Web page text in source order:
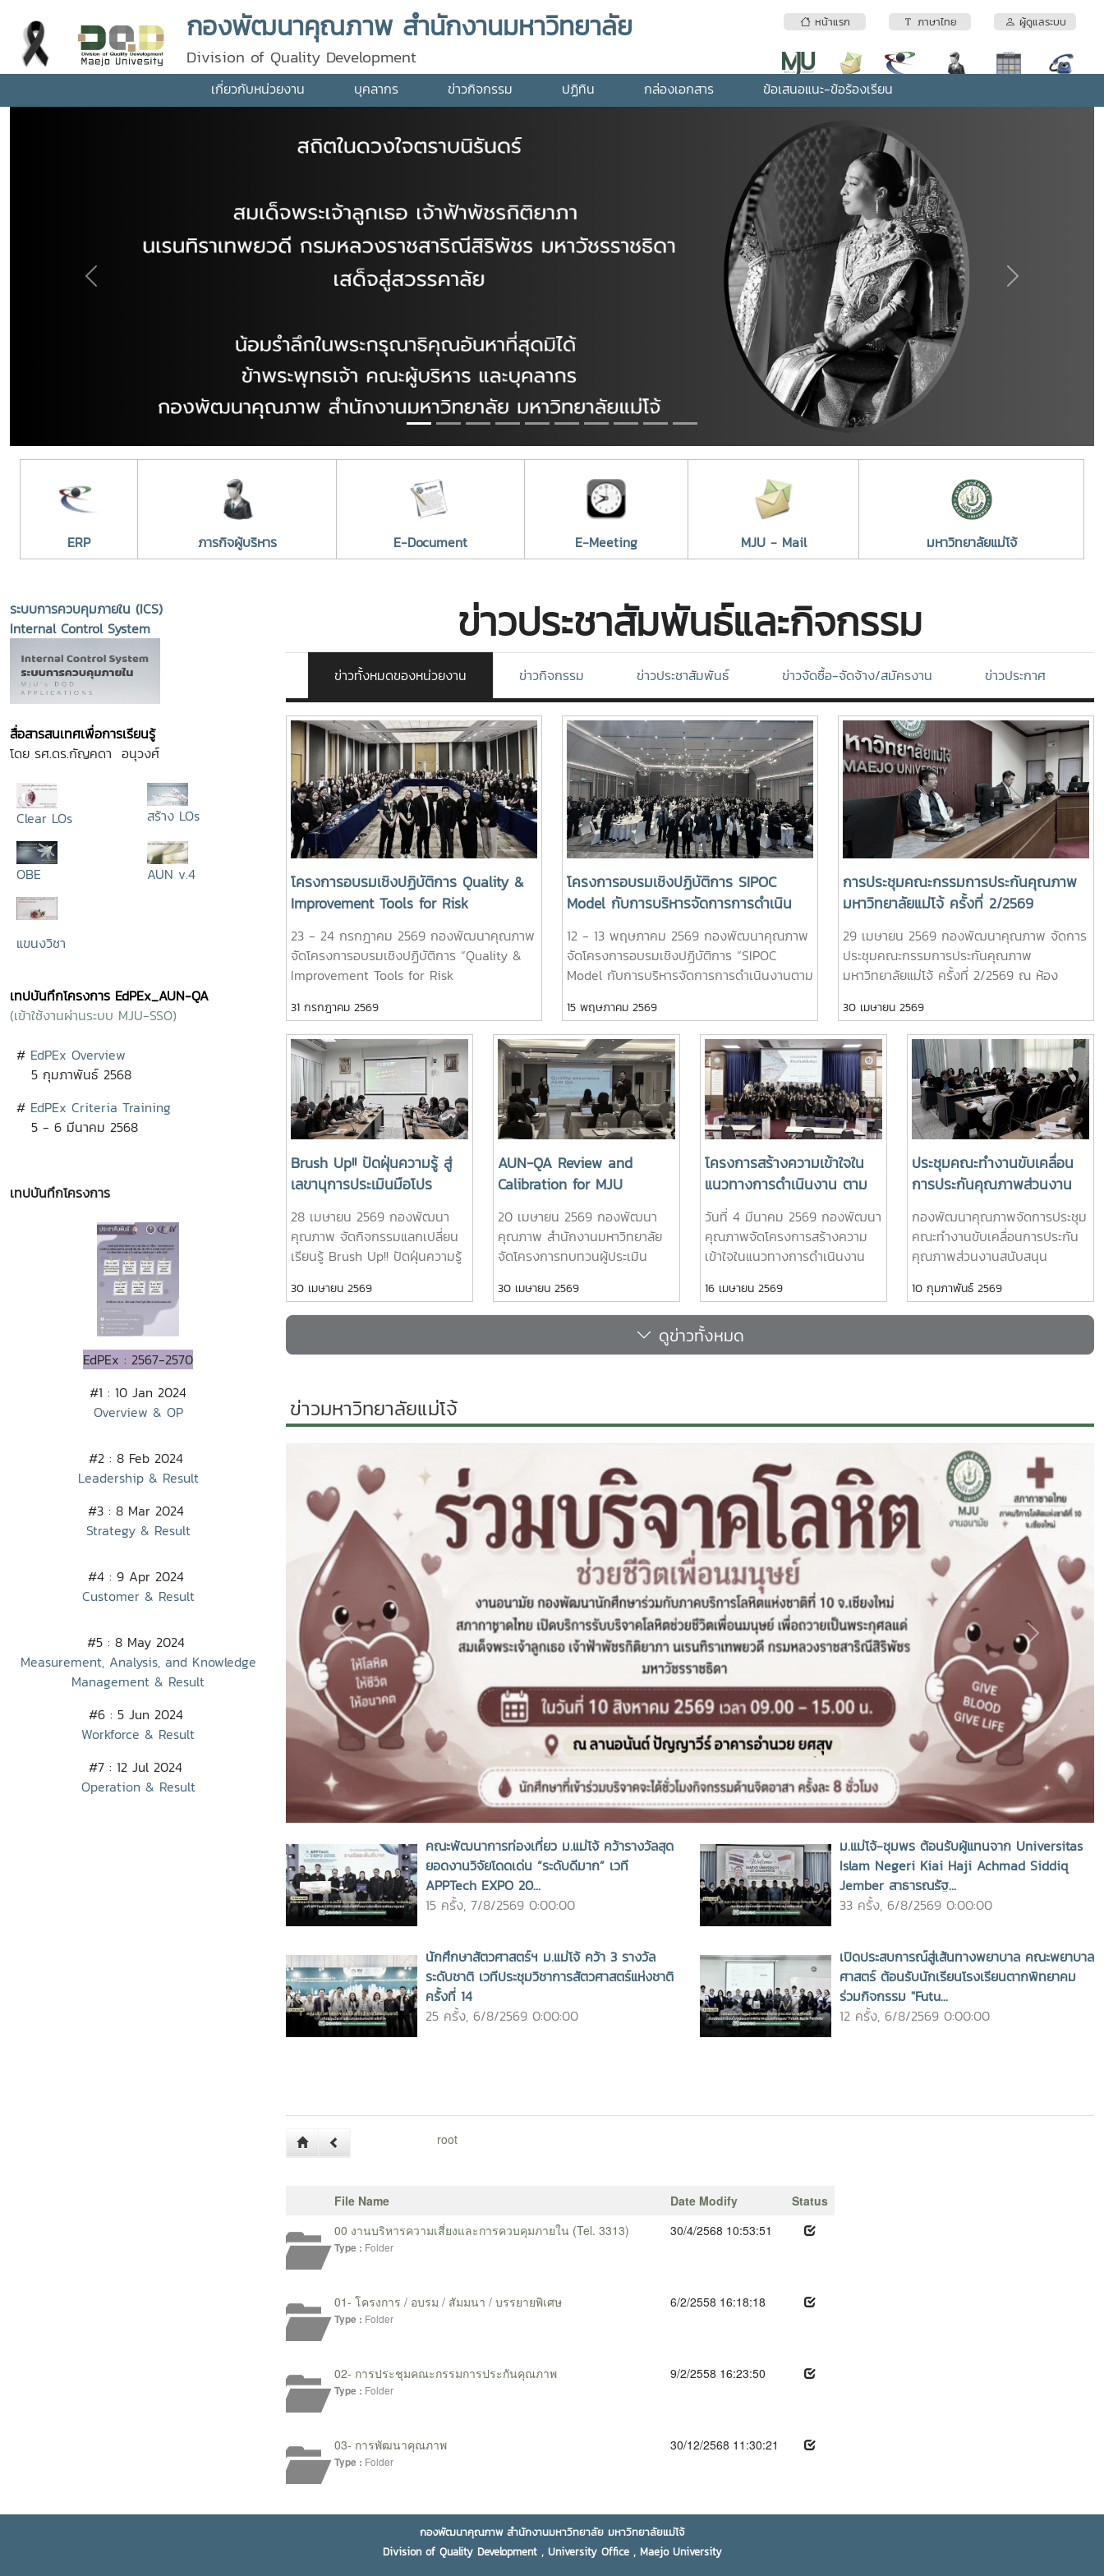
หน้าแรก ภาษาไทย ผู้ดูแลระบบ
กองพัฒนาคุณภาพ สำนักงานมหาวิทยาลัย
Division of Quality Development
เกี่ยวกับหน่วยงาน บุคลากร ข่าวกิจกรรม ปฏิทิน กล่องเอกสาร ข้อเสนอแนะ-ข้อร้องเรียน
Previous Next
ERP ภารกิจผู้บริหาร E-Document E-Meeting MJU - Mail มหาวิทยาลัยแม่โจ้
ระบบการควบคุมภายใน (ICS)
Internal Control System
สื่อสารสนเทศเพื่อการเรียนรู้
โดย รศ.ดร.กัญคดา อนุวงศ์
Clear LOs สร้าง LOs
OBE AUN v.4
แขนงวิชา
เทปบันทึกโครงการ EdPEx_AUN-QA
(เข้าใช้งานผ่านระบบ MJU-SSO)
# EdPEx Overview
5 กุมภาพันธ์ 2568
# EdPEx Criteria Training
5 - 6 มีนาคม 2568
เทปบันทึกโครงการ
EdPEx : 2567-2570
#1 : 10 Jan 2024
Overview & OP
#2 : 8 Feb 2024
Leadership & Result
#3 : 8 Mar 2024
Strategy & Result
#4 : 9 Apr 2024
Customer & Result
#5 : 8 May 2024
Measurement, Analysis, and Knowledge
Management & Result
#6 : 5 Jun 2024
Workforce & Result
#7 : 12 Jul 2024
Operation & Result
ข่าวประชาสัมพันธ์และกิจกรรม
ข่าวทั้งหมดของหน่วยงาน ข่าวกิจกรรม ข่าวประชาสัมพันธ์ ข่าวจัดซื้อ-จัดจ้าง/สมัครงาน ข่าวประกาศ
โครงการอบรมเชิงปฏิบัติการ Quality &
Improvement Tools for Risk
23 - 24 กรกฎาคม 2569 กองพัฒนาคุณภาพ
จัดโครงการอบรมเชิงปฏิบัติการ “Quality &
Improvement Tools for Risk
กรกฎาคม 2569 ณ โรงแรมวินทรี ซิตี้ รีสอร์ท
จังหวัดเชียงใหม่ โดยมุ่งเน้นการสร้างความรู้
ความเข้าใจ และพัฒนาทักษะด้านการบริหาร
ความเสี่ยงให้แก่ผู้บริหารและบุคลากรทุกระดับ
เพื่อให้สามารถนำหลักการบริหารความเสี่ยงไป
ประยุกต์ใช้ในการวางแผน การบริหารงาน และ
การปฏิบัติงานได้อย่างเป็นระบบ ผ่านกิจกรรม
เชิงปฏิบัติการ พร้อมทั้งการแลกเปลี่ยน
ประสบการณ์และแนวปฏิบัติที่ดีร่วมกัน ทั้งนี้ ได้
รับเกียรติจาก ดร.อวิรุทธ์ ฉัตรมาลาทอง ผู้
อำนวยการศูนย์บริหารความเสี่ยง จุฬาลงกรณ์
มหาวิทยาลัย เป็นวิทยากรผู้ทรงคุณวุฒิด้านกา
ราบริหารความเสี่ยงในการถ่ายทอดองค์ความรู้
และแลกเปลี่ยนประสบการณ์แก่ผู้เข้าร่วม
โครงการ กิจกรรมภายในโครงการประกอบด้วย
- เครื่องมือที่ใช้ในการบริหารความเสี่ยงที่
EdPEx - การค้นหาประเด็นความเสี่ยง - การใช้
- วิธีการวัด ประเมินผล และการติดตามผลลัพธ์
- Al for Risk Management - ความเชื่อม
คุณภาพ - เทคนิคการจัดทำแผนบริหารความ
เสี่ยงให้เป็นเลิศ และการนำเสนอแผนความเสี่ยง
ให้ผู้บริหารเข้าใจง่าย - Risk Culture เพราะ
"การบริหารความเสี่ยง" ไม่ใช่เพียงการป้องกัน
ปัญหา แต่เป็นเครื่องมือสำคัญในการสร้าง
โอกาส ยกระดับธรรมาภิบาล และขับเคลื่อน
มหาวิทยาลัยสู่ความเป็นเลิศอย่างยั่งยืน
#MJURiskQualityTools # Risk
Management # DQD - MJU
31 กรกฎาคม 2569
โครงการอบรมเชิงปฏิบัติการ SIPOC
Model กับการบริหารจัดการการดำเนิน
12 - 13 พฤษภาคม 2569 กองพัฒนาคุณภาพ
จัดโครงการอบรมเชิงปฏิบัติการ “SIPOC
Model กับการบริหารจัดการการดำเนินงานตาม
เมือง จังหวัดเชียงใหม่ ซึ่งการอบรมดังกล่าวจัด
ขึ้นเพื่อพัฒนาความรู้ ความเข้าใจ และเสริม
สร้างทักษะด้านการบริหารจัดการกระบวนการ
ทำงานให้มีประสิทธิภาพ สอดคล้องกับแนวทาง
เกณฑ์คุณภาพการศึกษาเพื่อการดำเนินการที่
เป็นเลิศ (EdPEx) อันเป็นแนวทางสำคัญในการ
ยกระดับคุณภาพการบริหารจัดการองค์กรสู่
มาตรฐานสากล ทั้งนี้ ได้รับเกียรติจาก ผู้ช่วย
ศาสตราจารย์ ดร.สุภัทร พัฒน์วิชัยโชติ ผู้ตรวจ
ประเมินรางวัลคุณภาพแห่งชาติ (TQA
Assessor) เป็นวิทยากรถ่ายทอดองค์ความรู้และ
แลกเปลี่ยนประสบการณ์แก่ผู้เข้าร่วมอบรม ซึ่ง
นับเป็นอีกหนึ่งกิจกรรมสำคัญในการพัฒนา
ศักยภาพบุคลากร และสนับสนุนการขับเคลื่อน
องค์กรสู่ความเป็นเลิศอย่างยั่งยืนต่อไป #
SIPOC Model # EdPEx # กองพัฒนา
15 พฤษภาคม 2569
การประชุมคณะกรรมการประกันคุณภาพ
มหาวิทยาลัยแม่โจ้ ครั้งที่ 2/2569
29 เมษายน 2569 กองพัฒนาคุณภาพ จัดการ
ประชุมคณะกรรมการประกันคุณภาพ
มหาวิทยาลัยแม่โจ้ ครั้งที่ 2/2569 ณ ห้อง
Meeting ไปยังมหาวิทยาลัยแม่โจ้-แพร่ฯ และ
มหาวิทยาลัยแม่โจ้-ชุมพร ในการประชุมครั้งนี้
ผู้เข้าร่วมประชุมได้ร่วมให้ข้อมูลและแลกเปลี่ยน
แนวทางการดำเนินงานพัฒนาคุณภาพสู่ความ
เป็นเลิศตามเกณฑ์ EdPEx ของแต่ละส่วนงาน/
หน่วยงาน การเตรียมความพร้อมในการเข้ารับ
การประเมินคุณภาพการศึกษาทั้งในระดับ
หลักสูตรและระดับคณะ/วิทยาลัย รวมถึงการให้
ข้อมูลต่อการพิจารณาเลือกหน่วยตรวจประเมิน
คุณภาพภายนอกของมหาวิทยาลัยในปี 2572#
พัฒนาคุณภาพสู่ความเป็นเลิศ# การประชุม
คณะกรรมการประกันคุณภาพ# กองพัฒนา
คุณภาพ : QA-MJU
30 เมษายน 2569
Brush Up!! ปัดฝุ่นความรู้ สู่
เลขานุการประเมินมือโปร
28 เมษายน 2569 กองพัฒนา
คุณภาพ จัดกิจกรรมแลกเปลี่ยน
เรียนรู้ Brush Up!! ปัดฝุ่นความรู้
เป็นเวทีให้ผู้ปฏิบัติหน้าที่เลขานุการ
ประเมินได้มาร่วมทบทวนถึง
ประสบการณ์จากการปฏิบัติงาน
และที่สำคัญคือมีเครือข่ายความ
ร่วมมือจากผู้ปฏิบัติงานประกัน
แข็ง ในกิจกรรมนี้ มีเจ้าหน้าที่
ผู้ปฏิบัติงานการพัฒนาคุณภาพ
ของแต่ละส่วนงานเข้าร่วมแลก
เปลี่ยนความคิด ข้อคิดเห็น และ
พิจารณาเสนอข้อเสนอแนะเพื่อ
พัฒนาการทำหน้าที่เลขานุการให้มี
ประสิทธิภาพต่อไป# QA
Secretary# คนคุณภาพ# งาน
พัฒนาคุณภาพ# กองพัฒนา
คุณภาพ
30 เมษายน 2569
AUN-QA Review and
Calibration for MJU
20 เมษายน 2569 กองพัฒนา
คุณภาพ สำนักงานมหาวิทยาลัย
จัดโครงการทบทวนผู้ประเมิน
หลักสูตรตามเกณฑ์ AUN-QA
(AUN-QA Review and
Calibration for MJU Assessor)
ณ ห้องประชุมล้านนาพาวิลเลี่ยน
ดร.ชัยยศ สัมฤทธิ์สกุล เป็น
อธิการบดี ผู้ช่วยศาสตราจารย์
ดร.ปรีดา ศรีนฤวรรณ กล่าวเปิด
โครงการ โดยการอบรมครั้งนี้ได้
รับเกียรติจาก Assoc. Prof.
Dr.Jorge Fidel Barahona
Caceres ,Lead Assessor :
AUN-QA ASEAN และรอง
ศาสตราจารย์ ดร.วรรณวิไล จุล
พันธ์ อาจารย์ผู้รับผิดชอบ
หลักสูตรเศรษฐศาสตรบัณฑิต
สาขาวิชาเศรษฐศาสตร์ระหว่าง
ประเทศ คณะเศรษฐศาสตร์
มหาวิทยาลัยแม่โจ้ เป็นวิทยากร
บรรยายให้ความรู้ในการทบทวน
ประเด็นการประเมินคุณภาพระดับ
หลักสูตร และการแลกเปลี่ยนเรียน
รู้ในประเด็นการเข้ารับการประเมิน
หลักสูตร AUN-QA External
ของหลักสูตรเศรษฐศาสตรบัณฑิต
สาขาวิชาเศรษฐศาสตร์ระหว่าง
ประเทศ และการอบรมครั้งนี้มีการ
ออนไลน์ ให้กับทางมหาวิทยาลัยแม่
โจ้-แพร่ เฉลิมพระเกียรติ และ
AUN-QA # Refresh Assessors
: MJU Assessors # กองพัฒนา
คุณภาพ
30 เมษายน 2569
โครงการสร้างความเข้าใจใน
แนวทางการดำเนินงาน ตาม
เกณฑ์ EdPEx ของผู้รับผิด
ชอบ (EdPEx Guidelines for
Criteria Owners)
วันที่ 4 มีนาคม 2569 กองพัฒนา
คุณภาพจัดโครงการสร้างความ
เข้าใจในแนวทางการดำเนินงาน
ชอบ (EdPEx Guidelines for
Criteria Owners) ณ ห้องประชุม
ข้าวหอมมะลิ อาคาร
เฉลิมพระเกียรติสมเด็จพระเทพ
คุณภาพส่วนงานสนับสนุน (สำนัก
วิจัยและส่งเสริมวิชาการการเกษตร
สำนักหอสมุด สำนักงานสภา
มหาวิทยาลัย และ ระดับกอง/ฝ่าย
สังกัดสำนักงานมหาวิทยาลัย) โดย
มี ผู้ช่วยอธิการบดี (ผู้ช่วย
ศาสตราจารย์ ดร.ปรีดา ศรีนฤ
วรรณ) เป็นวิทยากรบรรยาย #
EdPEx Owners # กองพัฒนา
คุณภาพ
16 เมษายน 2569
ประชุมคณะทำงานขับเคลื่อน
การประกันคุณภาพส่วนงาน
สนับสนุน สำนักงาน
มหาวิทยาลัย
กองพัฒนาคุณภาพจัดการประชุม
คณะทำงานขับเคลื่อนการประกัน
คุณภาพส่วนงานสนับสนุน
2569 เมื่อวันจันทร์ที่ 9
กุมภาพันธ์ 2569 โดยมีรอง
เงินยวง เป็นประธานคณะทำงานฯ
ร่วมประชุมหารือ และวางแผนการ
ดำเนินงานประกันคุณภาพฯ ของ
สำนักงานมหาวิทยาลัย โดยมีการ
วิเคราะห์ถึงบริการหลักในโครงร่าง
องค์กร (OP) ของสำนักงาน
มหาวิทยาลัยการกำหนดแบบ
ประเมินการให้บริการ และการ
กำหนดแนวทางการดำเนินงาน
เพื่อให้แต่ละกอง/ฝ่ายดำเนินการ
เป็นไปในทิศทางเดียวกันทั่วทั้ง
องค์กร
10 กุมภาพันธ์ 2569
ดูข่าวทั้งหมด
ข่าวมหาวิทยาลัยแม่โจ้
Previous Next
คณะพัฒนาการท่องเที่ยว ม.แม่โจ้ คว้ารางวัลสุด
ยอดงานวิจัยโดดเด่น “ระดับดีมาก” เวที
APPTech EXPO 20...
15 ครั้ง, 7/8/2569 0:00:00
ม.แม่โจ้-ชุมพร ต้อนรับผู้แทนจาก Universitas
Islam Negeri Kiai Haji Achmad Siddiq
Jember สาธารณรัฐ...
33 ครั้ง, 6/8/2569 0:00:00
นักศึกษาสัตวศาสตร์ฯ ม.แม่โจ้ คว้า 3 รางวัล
ระดับชาติ เวทีประชุมวิชาการสัตวศาสตร์แห่งชาติ
ครั้งที่ 14
25 ครั้ง, 6/8/2569 0:00:00
เปิดประสบการณ์สู่เส้นทางพยาบาล คณะพยาบาล
ศาสตร์ ต้อนรับนักเรียนโรงเรียนตากพิทยาคม
ร่วมกิจกรรม "Futu...
12 ครั้ง, 6/8/2569 0:00:00
กองพัฒนาคุณภาพ สำนักงานมหาวิทยาลัย มหาวิทยาลัยแม่โจ้
Division of Quality Development , University Office , Maejo University